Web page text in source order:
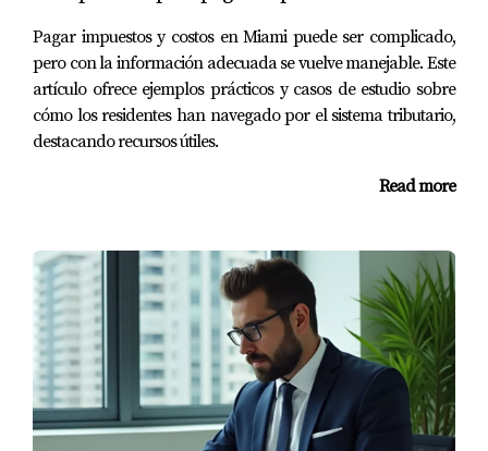
Ana decidió trabajar con un agente experto en
negociaciones:
Se preparó con datos del mercado para
Mantuvo una comunicación abierta con el
negociación.
Recuerda, una buena preparación es
fundamental. Infórmate y actúa con
confianza al negociar.
Preguntas Frecuentes
Pagar impuestos y costos en Miami puede ser complicado,
pero con la información adecuada se vuelve manejable. Este
artículo ofrece ejemplos prácticos y casos de estudio sobre
cómo los residentes han navegado por el sistema tributario,
destacando recursos útiles.
Read more